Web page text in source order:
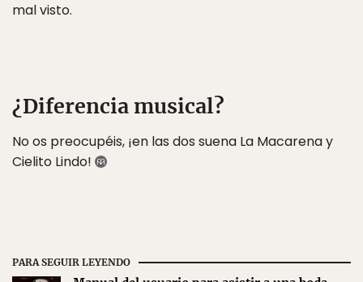
mal visto.
¿Diferencia musical?
No os preocupéis, ¡en las dos suena La Macarena y
Cielito Lindo!
PARA SEGUIR LEYENDO